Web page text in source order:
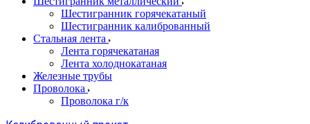
Шестигранник горячекатаный
Шестигранник калиброванный
Стальная лента
Лента горячекатаная
Лента холоднокатаная
Железные трубы
Проволока
Проволока г/к